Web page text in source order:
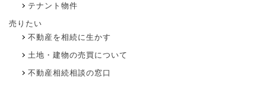
テナント物件
売りたい
不動産を相続に生かす
土地・建物の売買について
不動産相続相談の窓口